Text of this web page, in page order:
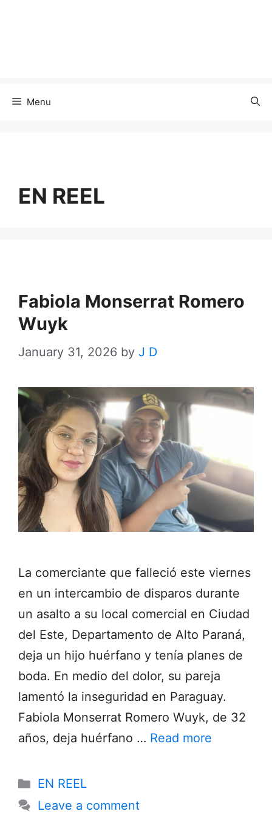
Menu
EN REEL
Fabiola Monserrat Romero
Wuyk
January 31, 2026 by J D
La comerciante que falleció este viernes
en un intercambio de disparos durante
un asalto a su local comercial en Ciudad
del Este, Departamento de Alto Paraná,
deja un hijo huérfano y tenía planes de
boda. En medio del dolor, su pareja
lamentó la inseguridad en Paraguay.
Fabiola Monserrat Romero Wuyk, de 32
años, deja huérfano … Read more
Categories
EN REEL
Leave a comment